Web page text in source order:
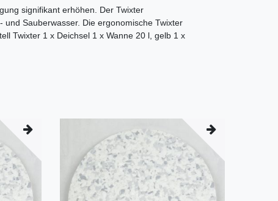
signifikant erhöhen. Der Twixter
Sauberwasser. Die ergonomische Twixter
Twixter 1 x Deichsel 1 x Wanne 20 l, gelb 1 x